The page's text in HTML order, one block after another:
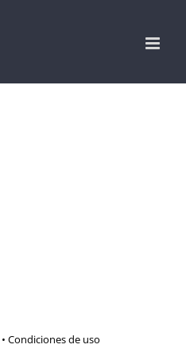
• Condiciones de uso